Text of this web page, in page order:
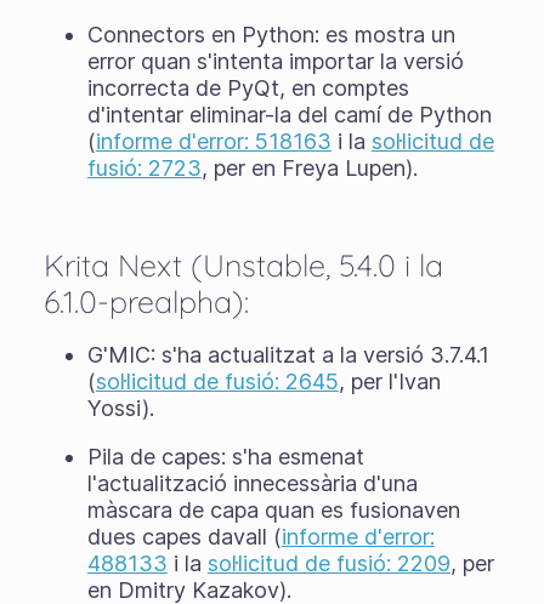
Connectors en Python: es mostra un
error quan s'intenta importar la versió
incorrecta de PyQt, en comptes
d'intentar eliminar-la del camí de Python
(informe d'error: 518163 i la sol·licitud de
fusió: 2723, per en Freya Lupen).
Krita Next (Unstable, 5.4.0 i la
6.1.0-prealpha):
G'MIC: s'ha actualitzat a la versió 3.7.4.1
(sol·licitud de fusió: 2645, per l'Ivan
Yossi).
Pila de capes: s'ha esmenat
l'actualització innecessària d'una
màscara de capa quan es fusionaven
dues capes davall (informe d'error:
488133 i la sol·licitud de fusió: 2209, per
en Dmitry Kazakov).